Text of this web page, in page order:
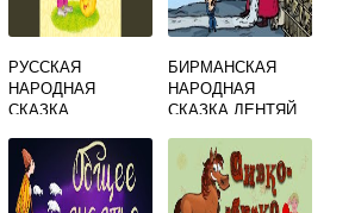
РУССКАЯ
НАРОДНАЯ
СКАЗКА
ВОЛКИ
БИРМАНСКАЯ
НАРОДНАЯ
СКАЗКА ЛЕНТЯЙ